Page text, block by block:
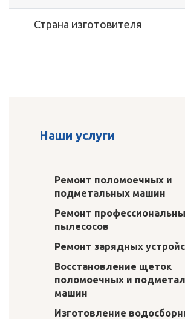
Страна изготовителя
Наши услуги
Ремонт поломоечных и
подметальных машин
Ремонт
пылесосов
Ремонт зарядных
Восстановление щеток
поломоечных и
машин
Изготовление